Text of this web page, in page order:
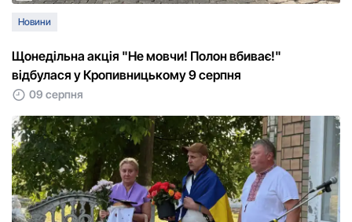
Новини
Щонедільна акція "Не мовчи! Полон вбиває!"
відбулася у Кропивницькому 9 серпня
09 серпня